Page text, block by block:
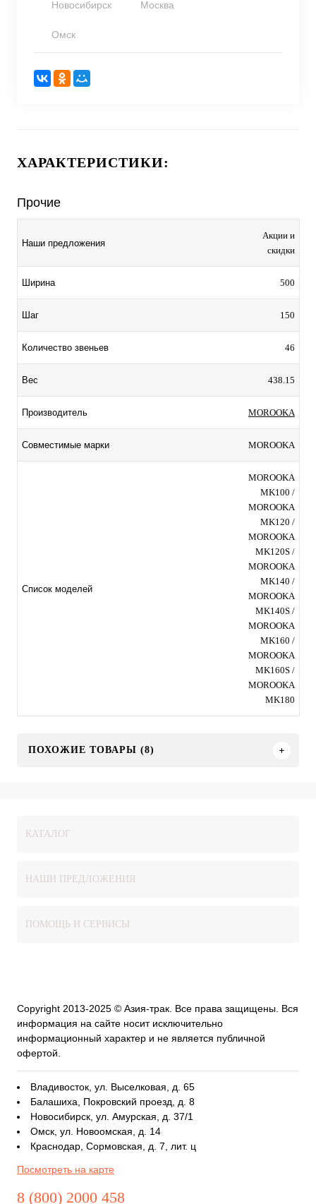
Новосибирск Москва
Омск
ХАРАКТЕРИСТИКИ:
Прочие
Наши предложения
Акции и
скидки
Ширина 500
Шаг 150
Количество звеньев 46
Вес 438.15
Производитель MOROOKA
Совместимые марки MOROOKA
Список моделей
MOROOKA
MK100 /
MOROOKA
MK120 /
MOROOKA
MK120S /
MOROOKA
MK140 /
MOROOKA
MK140S /
MOROOKA
MK160 /
MOROOKA
MK160S /
MOROOKA
MK180
ПОХОЖИЕ ТОВАРЫ (8)
КАТАЛОГ
НАШИ ПРЕДЛОЖЕНИЯ
ПОМОЩЬ И СЕРВИСЫ
Copyright 2013-2025 © Азия-трак. Все права защищены. Вся
информация на сайте носит исключительно
информационный характер и не является публичной
офертой.
Владивосток, ул. Выселковая, д. 65
Балашиха, Покровский проезд, д. 8
Новосибирск, ул. Амурская, д. 37/1
Омск, ул. Новоомская, д. 14
Краснодар, Сормовская, д. 7, лит. ц
Посмотреть на карте
8 (800) 2000 458